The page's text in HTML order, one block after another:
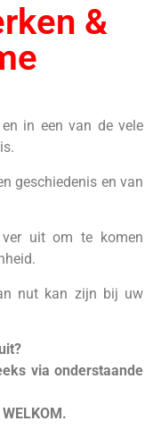
&
in een van de vele
geschiedenis en van
uit om te komen
nut kan zijn bij uw
via onderstaande